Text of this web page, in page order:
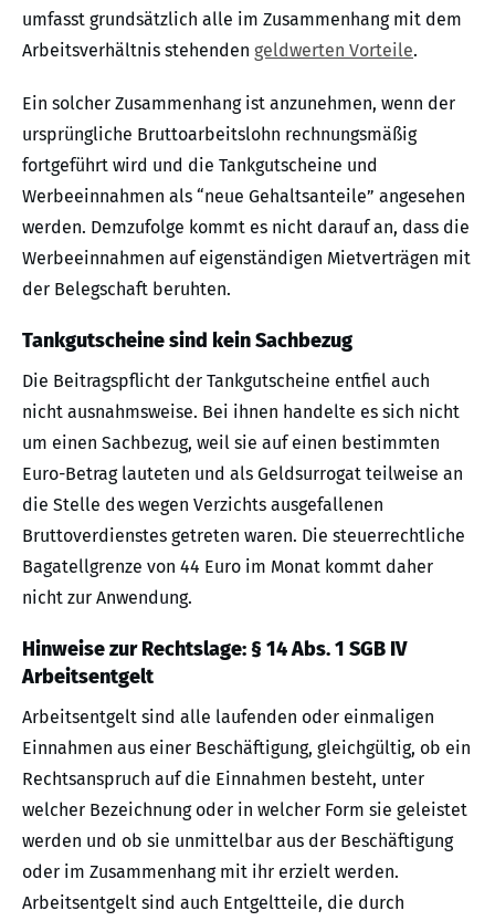
umfasst grundsätzlich alle im Zusammenhang mit dem
Arbeitsverhältnis stehenden geldwerten Vorteile.
Ein solcher Zusammenhang ist anzunehmen, wenn der
ursprüngliche Bruttoarbeitslohn rechnungsmäßig
fortgeführt wird und die Tankgutscheine und
Werbeeinnahmen als “neue Gehaltsanteile” angesehen
werden. Demzufolge kommt es nicht darauf an, dass die
Werbeeinnahmen auf eigenständigen Mietverträgen mit
der Belegschaft beruhten.
Tankgutscheine sind kein Sachbezug
Die Beitragspflicht der Tankgutscheine entfiel auch
nicht ausnahmsweise. Bei ihnen handelte es sich nicht
um einen Sachbezug, weil sie auf einen bestimmten
Euro-Betrag lauteten und als Geldsurrogat teilweise an
die Stelle des wegen Verzichts ausgefallenen
Bruttoverdienstes getreten waren. Die steuerrechtliche
Bagatellgrenze von 44 Euro im Monat kommt daher
nicht zur Anwendung.
Hinweise zur Rechtslage: § 14 Abs. 1 SGB IV
Arbeitsentgelt
Arbeitsentgelt sind alle laufenden oder einmaligen
Einnahmen aus einer Beschäftigung, gleichgültig, ob ein
Rechtsanspruch auf die Einnahmen besteht, unter
welcher Bezeichnung oder in welcher Form sie geleistet
werden und ob sie unmittelbar aus der Beschäftigung
oder im Zusammenhang mit ihr erzielt werden.
Arbeitsentgelt sind auch Entgeltteile, die durch